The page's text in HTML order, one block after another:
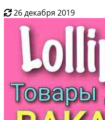
26 декабря 2019